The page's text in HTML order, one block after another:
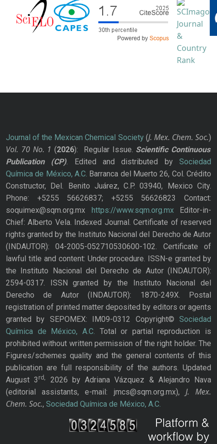
Journal of the Mexican Chemical Society(J. Mex. Chem. Soc.)
Vol. 70 No. 1 (2026): Regular Issue. Scientific Continuous
Publication
(CP). Edited and distributed bySociedad
Química de México, A.C. Barranca del Muerto 26, Col. Crédito
Constructor, Del. Benito Juárez, C.P. 03940, Mexico City.
Phone: +5255 56626837; +5255 56626823 Contact:
soquimex@sqm.org.mx https://www.sqm.org.mxEditor-in-
Chief: Alberto Vela. Indexed Journal. Certificate of reserved
rights granted by the Instituto Nacional del Derecho de Autor
(INDAUTOR): 04-2005-052710530600-102. Certificate of
lawful title and content: Under procedure. ISSN-e granted by
the Instituto Nacional del Derecho de Autor (INDAUTOR):
2594-0317. ISSN granted by the Instituto Nacional del
Derecho de Autor (INDAUTOR): 1870-249X. Postal
registration of printed matter deposited by editors or agents
granted by SEPOMEX: IM09-0312 Copyright© Sociedad
Química de México, A.C. Total or partial reproduction is
prohibited without written permission of the right holder. The
Figures/schemes quality and the general contents of this
publication are full responsibility of the authors. Updated
August 3rd,
2026 by Adriana Vázquez & Alejandro Nava
(editorial assistants, e-mail: jmcs@sqm.org.mx), J. Mex.
Chem. Soc., Sociedad Química de México, A.C.